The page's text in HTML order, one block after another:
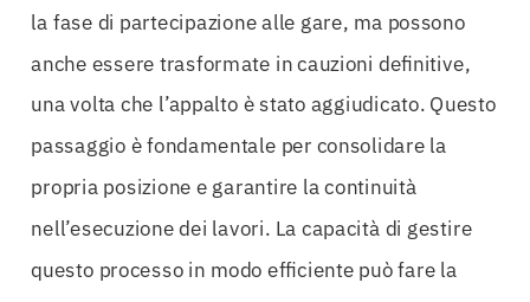
la fase di partecipazione alle gare, ma possono
anche essere trasformate in cauzioni definitive,
una volta che l’appalto è stato aggiudicato. Questo
passaggio è fondamentale per consolidare la
propria posizione e garantire la continuità
nell’esecuzione dei lavori. La capacità di gestire
questo processo in modo efficiente può fare la